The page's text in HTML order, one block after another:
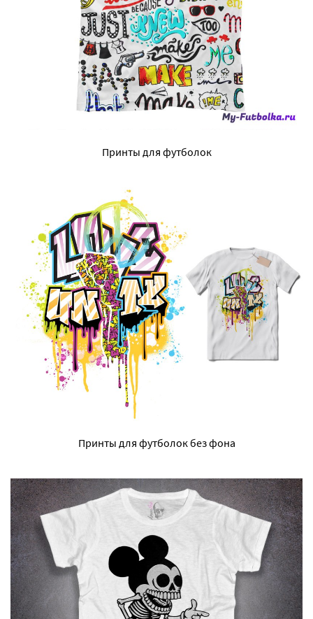
Принты для футболок
Принты для футболок без фона